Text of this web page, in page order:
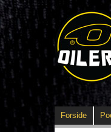
Forside